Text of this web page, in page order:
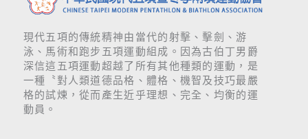
現代五項的傳統精神由當代的射擊、擊劍、游
泳、馬術和跑步五項運動組成。因為古伯丁男爵
深信這五項運動超越了所有其他種類的運動，是
一種〝對人類道德品格、體格、機智及技巧最嚴
格的試煉，從而產生近乎理想、完全、均衡的運
動員。